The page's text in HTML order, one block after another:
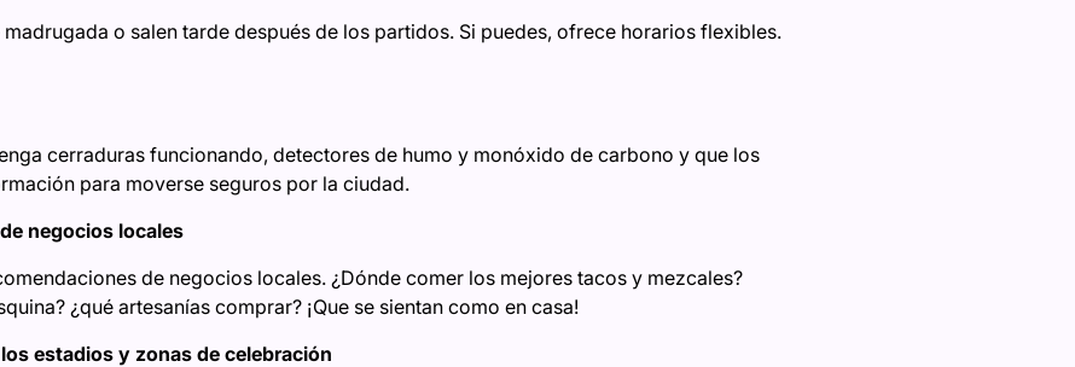
o salen tarde después de los partidos. Si puedes, ofrece horarios flexibles.
cerraduras funcionando, detectores de humo y monóxido de carbono y que los
para moverse seguros por la ciudad.
negocios locales
de negocios locales. ¿Dónde comer los mejores tacos y mezcales?
¿qué artesanías comprar? ¡Que se sientan como en casa!
estadios y zonas de celebración